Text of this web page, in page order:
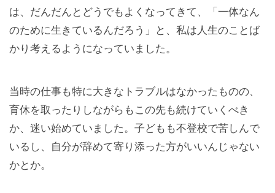
は、だんだんとどうでもよくなってきて、「一体なん
のために生きているんだろう」と、私は人生のことば
かり考えるようになっていました。
当時の仕事も特に大きなトラブルはなかったものの、
育休を取ったりしながらもこの先も続けていくべき
か、迷い始めていました。子どもも不登校で苦しんで
いるし、自分が辞めて寄り添った方がいいんじゃない
かとか。